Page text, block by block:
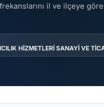
il ve ilçeye
HİZMETLERİ SANAYİ VE